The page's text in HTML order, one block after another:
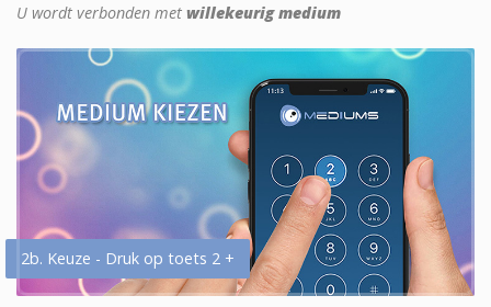
U wordt verbonden met willekeurig medium
2b. Keuze - Druk op toets 2 +